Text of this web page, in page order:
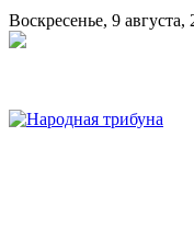
Воскресенье, 9